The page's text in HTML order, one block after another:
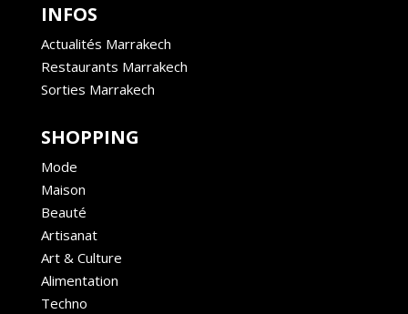
INFOS
Actualités Marrakech
Restaurants Marrakech
Sorties Marrakech
SHOPPING
Mode
Maison
Beauté
Artisanat
Art & Culture
Alimentation
Techno